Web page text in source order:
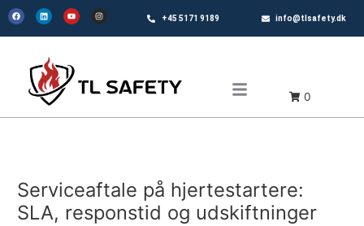
GåF
a
c
e
L
i
n
k
n
Y
o
u
t
I
n
s
t
+45 5171 9189 info@tlsafety.dk
0
Serviceaftale på hjertestartere:
SLA, responstid og udskiftninger